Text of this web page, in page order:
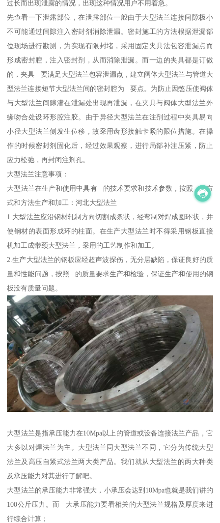
过长而出现泄露的情况，出现这种情况用户不用着急。
先查看一下泄露部位，在泄露部位一般由于大型法兰连接间隙极小
不可能通过间隙注入密封剂消除泄漏。密封施工的方法根据泄漏部
位现场进行勘测，为实现有限封堵，采用固定夹具法包容泄漏点而
形成密封腔，注入密封剂，从而消除泄漏。而一边的夹具都是订做
的，夹具 要满足大型法兰包容泄漏点，建立阀体大型法兰与管道大
型法兰连接短节大型法兰间的密封腔为 要点。为防止因憋压使阀体
与大型法兰间隙潜在泄漏处出现再泄漏，在夹具与阀体大型法兰外
缘吻合处设环形腔注胶。由于异径大型法兰在注剂过程中夹具易向
小径大型法兰侧发生位移，故采用齿形接触卡紧的限位措施。在操
作的时候密封剂固化后，经过效果观察，进行局部补注压紧，防止
应力松弛，再封闭注剂孔。
大型法兰注意事项：
大型法兰在生产和使用中具有 的技术要求和技术参数，按照 的方
式和方法生产和加工：河北大型法兰
1.大型法兰应沿钢材轧制方向切割成条状，经弯制对焊成圆环状，并
使钢材的表面形成环的柱面。在生产大型法兰时不得采用钢板直接
机加工成带颈大型法兰，采用的工艺制作和加工。
2.生产大型法兰的钢板应经超声波探伤，无分层缺陷，保证良好的质
量和性能问题，按照 的质量要求生产和检验，保证生产和使用的钢
板没有质量问题。
大型法兰是指承压能力在10Mpa以上的管道或设备连接法兰产品，它
大多以对焊法兰为主。大型法兰同大型法兰不同，它分为传统大型
法兰及高压自紧式法兰两大类产品。我们就从大型法兰的两大种类
及承压能力对其进行了解吧。
大型法兰的承压能力非常强大，小承压会达到10Mpa也就是我们讲的
100公斤压力。而 大承压能力要看相关的大型法兰规格及厚度来进
行综合计算；